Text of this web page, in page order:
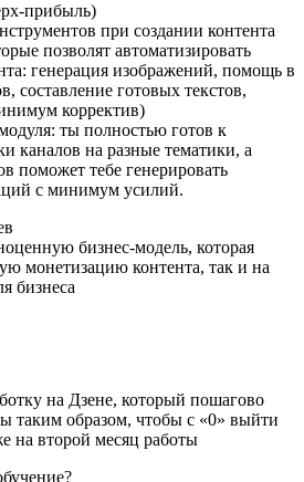
прибыль)
при создании контента
позволят автоматизировать
генерация изображений, помощь в
составление готовых текстов,
корректив)
ты полностью готов к
каналов на разные тематики, а
тебе генерировать
с минимум усилий.
бизнес-модель, которая
монетизацию контента, так и на
бизнеса
на Дзене, который пошагово
таким образом, чтобы с «0» выйти
на второй месяц работы